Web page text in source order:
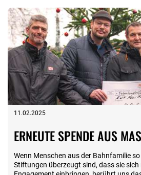
11.02.2025
ERNEUTE SPENDE AUS
Wenn Menschen aus der Bahnfamilie
Stiftungen überzeugt sind, dass sie sich